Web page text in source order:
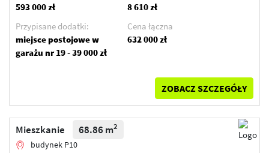
593 000 zł
8 610 zł
Przypisane dodatki:
miejsce postojowe w
garażu nr 19 - 39 000 zł
Cena łączna
632 000 zł
ZOBACZ SZCZEGÓŁY
Mieszkanie 68.86 m2
budynek P10